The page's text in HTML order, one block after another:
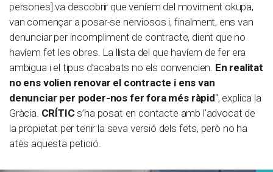
persones] va descobrir que veníem del moviment okupa,
van començar a posar-se nerviosos i, finalment, ens van
denunciar per incompliment de contracte, dient que no
havíem fet les obres. La llista del que havíem de fer era
ambigua i el tipus d’acabats no els convencien. En realitat
no ens volien renovar el contracte i ens van
denunciar per poder-nos fer fora més ràpid“, explica la
Gràcia. CRÍTICs’ha posat en contacte amb l’advocat de
la propietat per tenir la seva versió dels fets, però no ha
atès aquesta petició.